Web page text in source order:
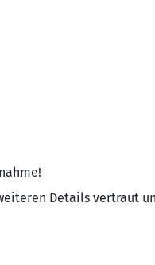
Details vertraut